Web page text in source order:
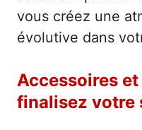
vous créez une
évolutive dans
Accessoires
finalisez votre